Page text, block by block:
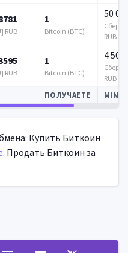
RUB
1
Bitcoin (BTC)
50
RUB
RUB
1
Bitcoin (BTC)
4 500
RUB
ПОЛУЧАЕТЕ MIN
Купить Биткоин
. Продать Биткоин за